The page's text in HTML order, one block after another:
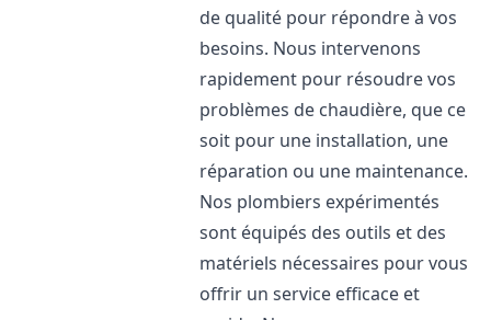
de qualité pour répondre à vos
besoins. Nous intervenons
rapidement pour résoudre vos
problèmes de chaudière, que ce
soit pour une installation, une
réparation ou une maintenance.
Nos plombiers expérimentés
sont équipés des outils et des
matériels nécessaires pour vous
offrir un service efficace et